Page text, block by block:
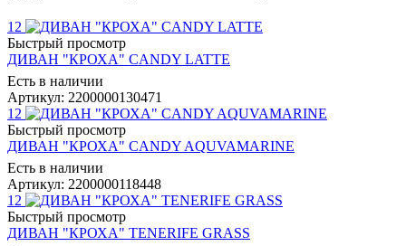
12
Быстрый просмотр
ДИВАН "КРОХА" CANDY LATTE
Есть в наличии
Артикул: 2200000130471
12
Быстрый просмотр
ДИВАН "КРОХА" CANDY AQUVAMARINE
Есть в наличии
Артикул: 2200000118448
12
Быстрый просмотр
ДИВАН "КРОХА" TENERIFE GRASS